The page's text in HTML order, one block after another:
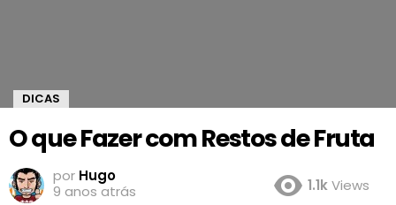
DICAS
O que Fazer com Restos de Fruta
por Hugo
9 anos atrás
1.1kViews